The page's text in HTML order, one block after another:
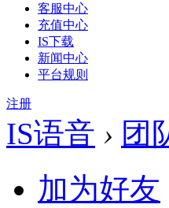
客服中心
充值中心
IS下载
新闻中心
平台规则
注册
IS语音 › 团
加为好友